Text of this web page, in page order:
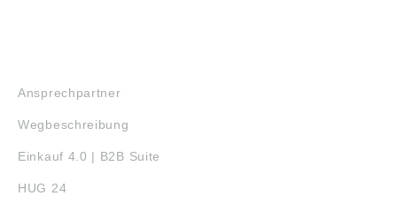
Ansprechpartner
Wegbeschreibung
Einkauf 4.0 | B2B Suite
HUG 24